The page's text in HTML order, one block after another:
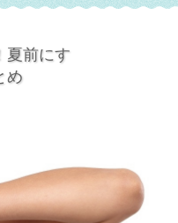
夏前にす
め